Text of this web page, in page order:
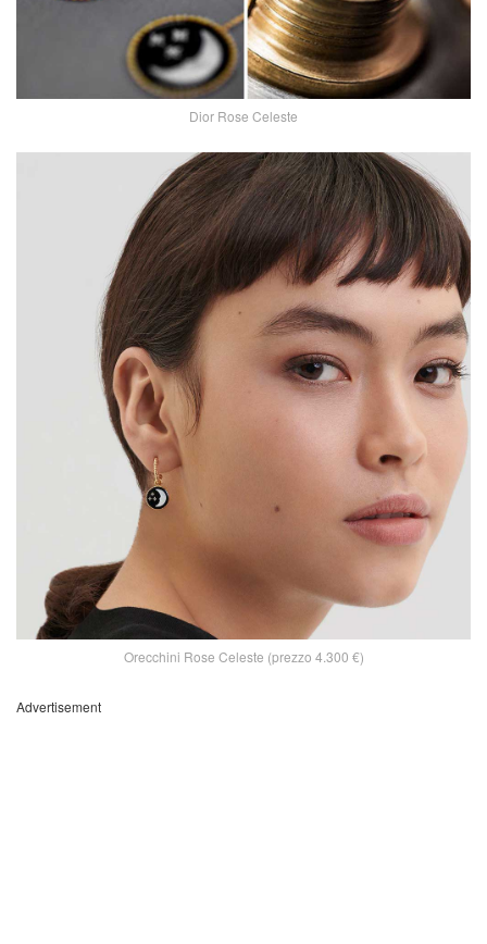
Dior Rose Celeste
Orecchini Rose Celeste (prezzo 4.300 €)
Advertisement